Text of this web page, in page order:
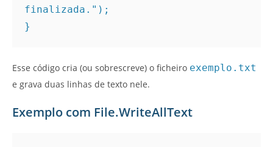
finalizada.");
}
Esse código cria (ou sobrescreve) o ficheiro exemplo.txt
e grava duas linhas de texto nele.
Exemplo com File.WriteAllText